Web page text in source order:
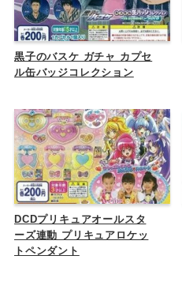
黒子のバスケ ガチャ カプセ
ル缶バッジコレクション
DCDプリキュアオールスタ
ーズ連動 プリキュアロケッ
トペンダント